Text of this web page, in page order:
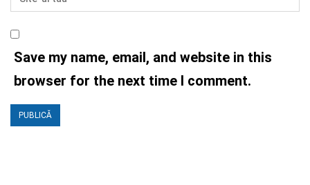
Save my name, email, and website in this
browser for the next time I comment.